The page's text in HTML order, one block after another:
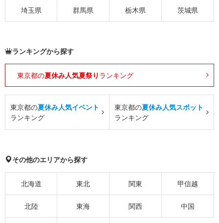
埼玉県 群馬県 栃木県 茨城県
ランキングから探す
東京都の夏休み人気夏祭り ランキング
東京都の夏休み人気イベント
ランキング
東京都の夏休み人気スポット
ランキング
その他のエリアから探す
北海道 東北 関東 甲信越
北陸 東海 関西 中国